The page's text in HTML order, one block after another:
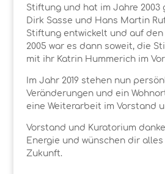
Stiftung und hat im Jahre 2003
Dirk Sasse und Hans Martin
Stiftung entwickelt und auf den
2005 war es dann soweit, die
mit ihr Katrin Hummerich im
Im Jahr 2019 stehen nun
Veränderungen und ein
eine Weiterarbeit im Vorstand
Vorstand und Kuratorium
Energie und wünschen dir
Zukunft.